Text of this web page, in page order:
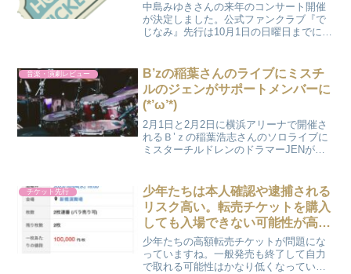
中島みゆきさんの来年のコンサート開催
が決定しました。公式ファンクラブ『で
じなみ』先行は10月1日の日曜日までにな
めば抽選の申し込みができるので今から
でも間に合います。 ...
音楽・演劇レビュー
B’zの稲葉さんのライブにミスチ
ルのジェンがサポートメンバーに
(*’ω’*)
2月1日と2月2日に横浜アリーナで開催さ
れるＢ’ｚの稲葉浩志さんのソロライブに
ミスターチルドレンのドラマーJENがサ
大阪城ホールのライブはとても素晴ら
し...
チケット先行
少年たちは本人確認や逮捕される
リスク高い。転売チケットを購入
しても入場できない可能性が高い
ので注意。特に松竹歌舞伎会
枠！！
少年たちの高額転売チケットが問題にな
っていますね。一般発売も終了して自力
で取れる可能性はかなり低くなっていま